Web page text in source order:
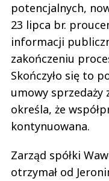
potencjalnych,
23 lipca br.
informacji
zakończeniu
Skończyło się to
umowy sprzedaży
określa, że
kontynuowana.
Zarząd spółki
otrzymał od